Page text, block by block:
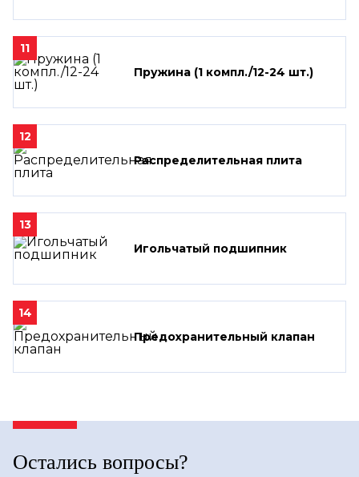
11
Пружина (1 компл./12-24 шт.)
12
Распределительная плита
13
Игольчатый подшипник
14
Предохранительный клапан
Остались вопросы?